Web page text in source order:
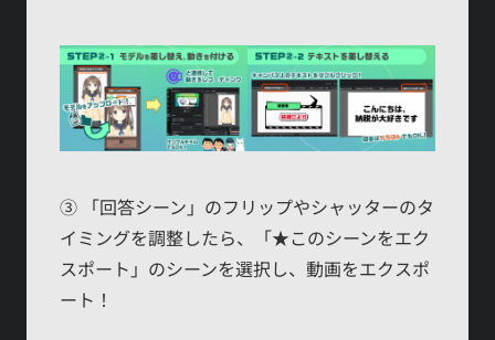
③ 「回答シーン」のフリップやシャッターのタ
イミングを調整したら、「★このシーンをエク
スポート」のシーンを選択し、動画をエクスポ
ート！